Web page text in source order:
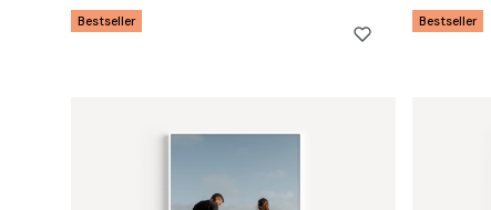
Bestseller Bestseller